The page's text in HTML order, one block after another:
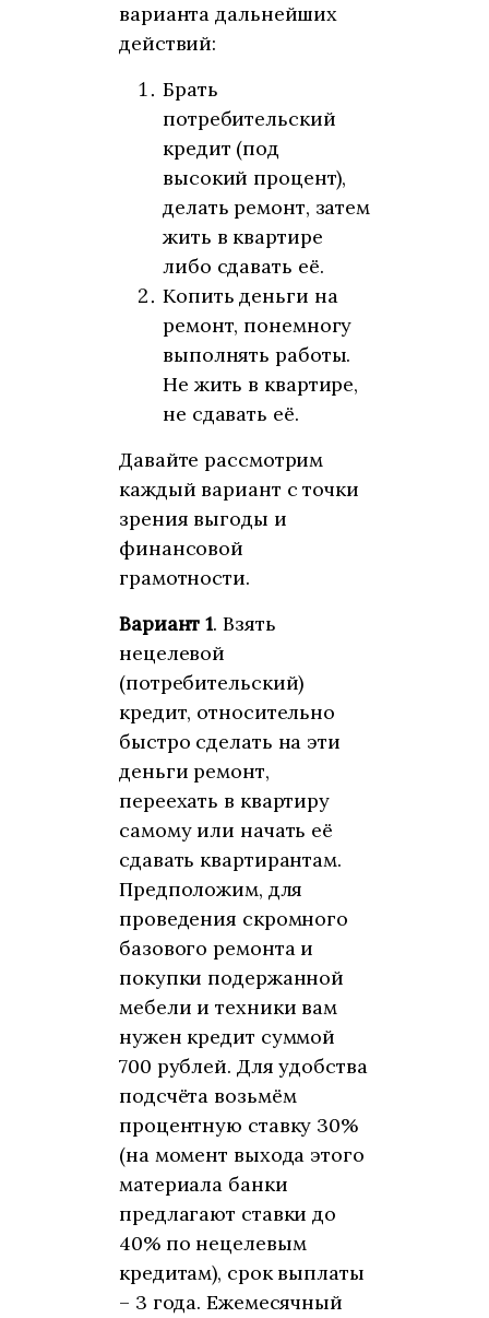
варианта дальнейших
действий:
Брать
потребительский
кредит (под
высокий процент),
делать ремонт, затем
жить в квартире
либо сдавать её.
Копить деньги на
ремонт, понемногу
выполнять работы.
Не жить в квартире,
не сдавать её.
Давайте рассмотрим
каждый вариант с точки
зрения выгоды и
финансовой
грамотности.
Вариант 1. Взять
нецелевой
(потребительский)
кредит, относительно
быстро сделать на эти
деньги ремонт,
переехать в квартиру
самому или начать её
сдавать квартирантам.
Предположим, для
проведения скромного
базового ремонта и
покупки подержанной
мебели и техники вам
нужен кредит суммой
700 рублей. Для удобства
подсчёта возьмём
процентную ставку 30%
(на момент выхода этого
материала банки
предлагают ставки до
40% по нецелевым
кредитам), срок выплаты
– 3 года. Ежемесячный